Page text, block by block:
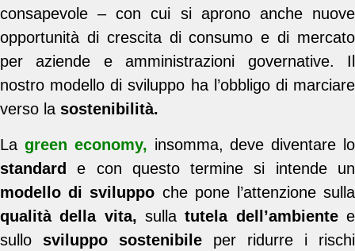
consapevole – con cui si aprono anche nuove
opportunità di crescita di consumo e di mercato
per aziende e amministrazioni governative. Il
nostro modello di sviluppo ha l’obbligo di marciare
verso la sostenibilità.
La green economy, insomma, deve diventare lo
standard
e con questo termine si intende un
modello di sviluppo che pone l’attenzione sulla
qualità della vita, sullatutela dell’ambientee
sullo sviluppo sostenibile per ridurre i rischi